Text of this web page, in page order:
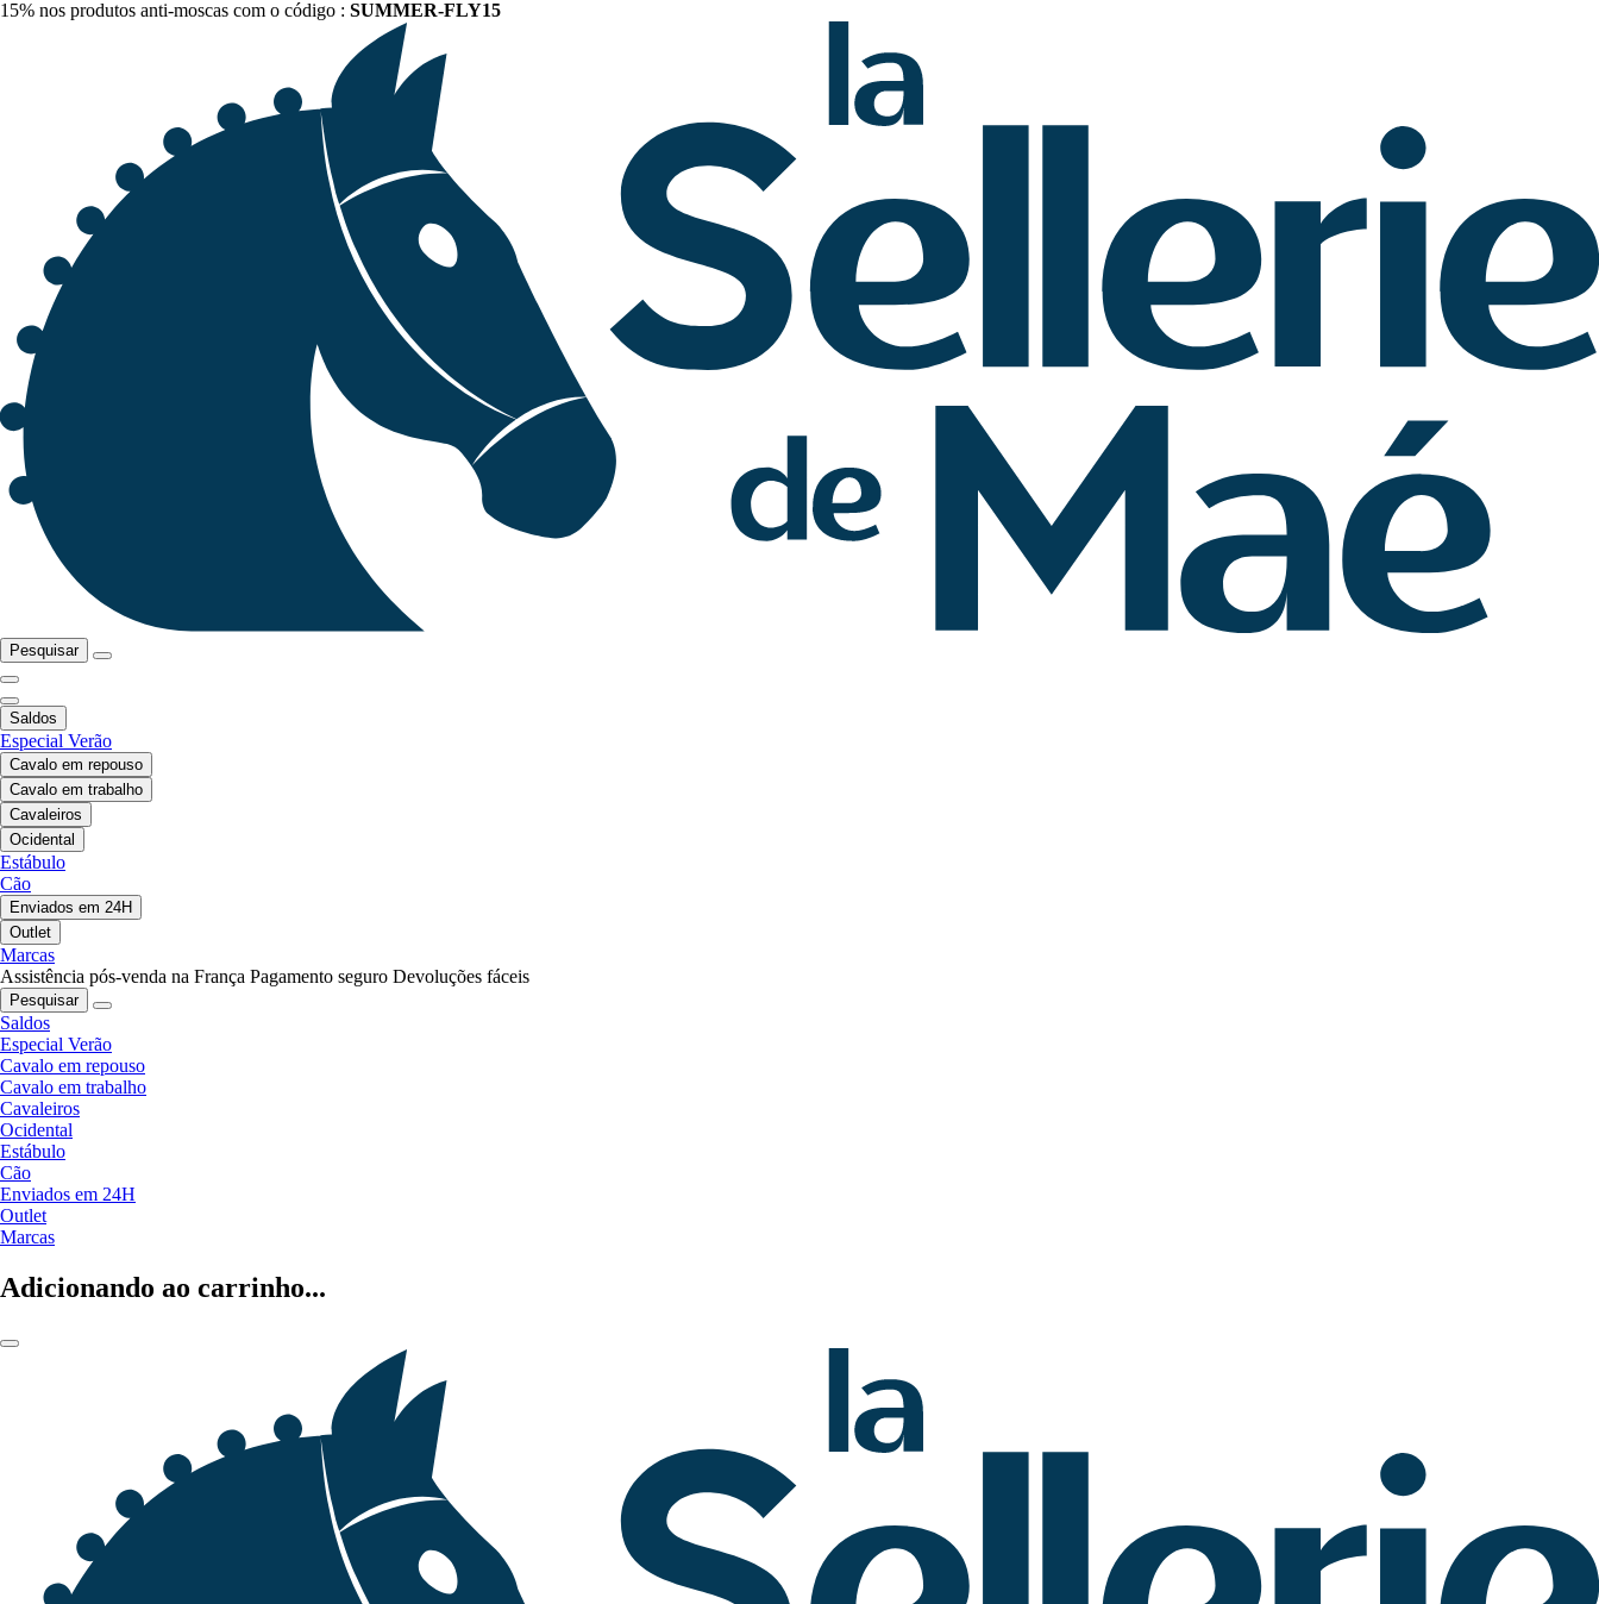
15% nos produtos anti-moscas com o código : SUMMER-FLY15
Pesquisar
Saldos
Especial Verão
Cavalo em repouso
Cavalo em trabalho
Cavaleiros
Ocidental
Estábulo
Cão
Enviados em 24H
Outlet
Marcas
Assistência pós-venda na França Pagamento seguro Devoluções fáceis
Pesquisar
Saldos
Especial Verão
Cavalo em repouso
Cavalo em trabalho
Cavaleiros
Ocidental
Estábulo
Cão
Enviados em 24H
Outlet
Marcas
Adicionando ao carrinho...